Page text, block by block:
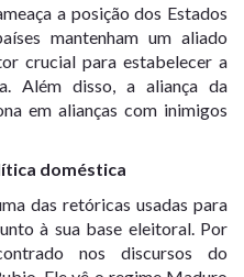
a posição dos Estados
mantenham um aliado
crucial para estabelecer a
Além disso, a aliança da
em alianças com inimigos
doméstica
das retóricas usadas para
à sua base eleitoral. Por
nos discursos do